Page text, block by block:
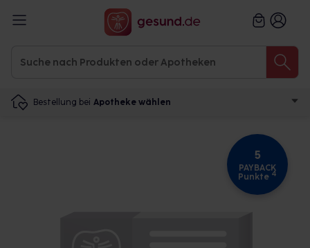
Bestellung bei Apotheke wählen
5
PAYBACK
Punkte 4